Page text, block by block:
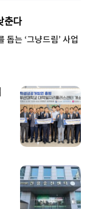
춘다
는 ‘그냥드림’ 사업